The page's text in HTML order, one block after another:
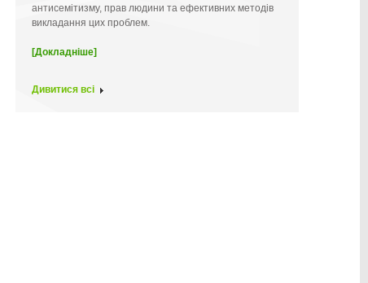
антисемітизму, прав людини та ефективних методів
викладання цих проблем.
[Докладніше]
Дивитися всі